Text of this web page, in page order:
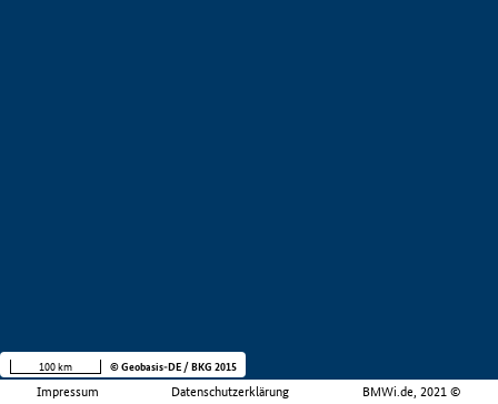
Impressum Datenschutzerklärung BMWi.de, 2021 ©
100 km © Geobasis-DE / BKG 2015